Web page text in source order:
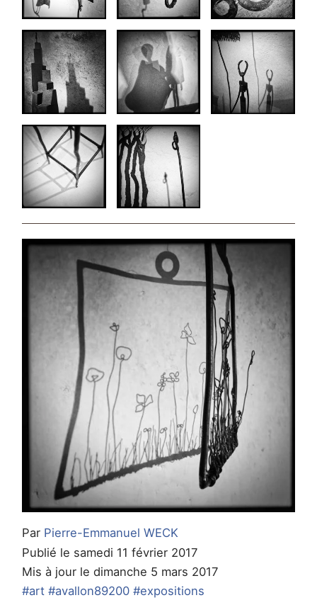
Par Pierre-Emmanuel WECK
Publié le samedi 11 février 2017
Mis à jour le dimanche 5 mars 2017
#art #avallon89200 #expositions